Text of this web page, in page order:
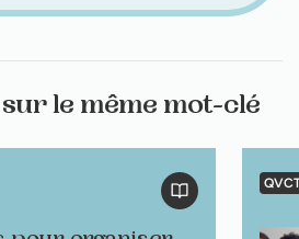
le même mot-clé